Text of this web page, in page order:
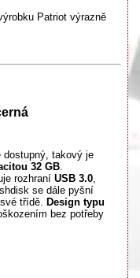
Patriot výrazně
dostupný, takový je
32 GB
rozhraní USB 3.0
se dále pyšní
třídě. Design typu
bez potřeby